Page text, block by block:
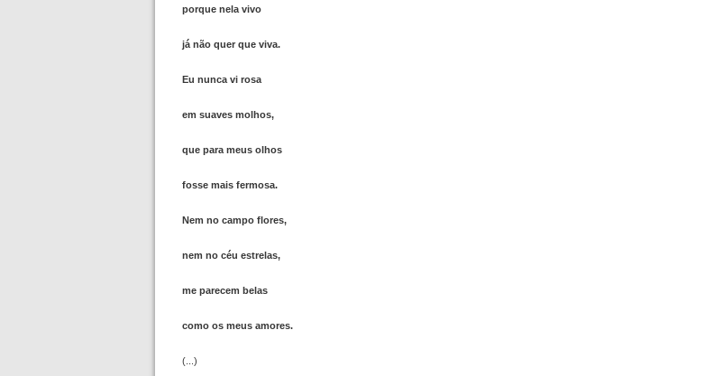
porque nela vivo
já não quer que viva.
Eu nunca vi rosa
em suaves molhos,
que para meus olhos
fosse mais fermosa.
Nem no campo flores,
nem no céu estrelas,
me parecem belas
como os meus amores.
(...)